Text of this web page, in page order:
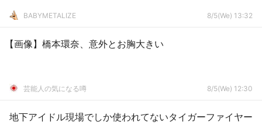
BABYMETALIZE 8/5(We) 13:32
【画像】橋本環奈、意外とお胸大きい
芸能人の気になる噂 8/5(We) 12:30
地下アイドル現場でしか使われてないタイガーファイヤー